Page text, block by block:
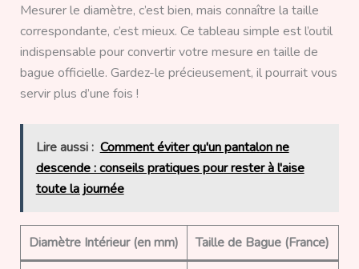
Mesurer le diamètre, c’est bien, mais connaître la taille
correspondante, c’est mieux. Ce tableau simple est l’outil
indispensable pour convertir votre mesure en taille de
bague officielle. Gardez-le précieusement, il pourrait vous
servir plus d’une fois !
Lire aussi : Comment éviter qu'un pantalon ne
descende : conseils pratiques pour rester à l'aise
toute la journée
Diamètre Intérieur (en mm) Taille de Bague (France)